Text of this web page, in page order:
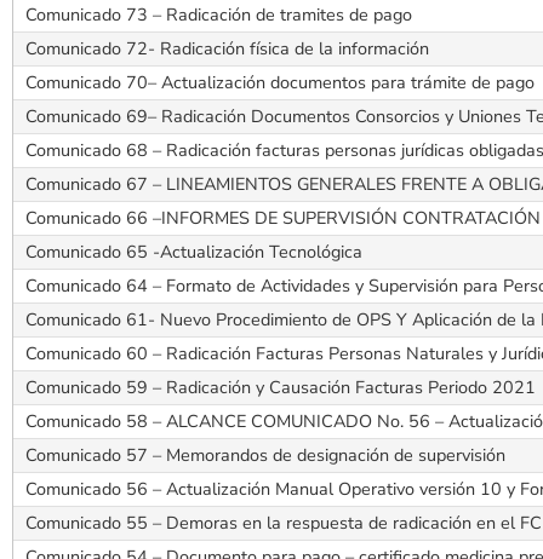
Comunicado 73 – Radicación de tramites de pago
Comunicado 72- Radicación física de la información
Comunicado 70– Actualización documentos para trámite de pago
Comunicado 69– Radicación Documentos Consorcios y Uniones
Comunicado 68 – Radicación facturas personas jurídicas
Comunicado 67 – LINEAMIENTOS GENERALES FRENTE A
Comunicado 66 –INFORMES DE SUPERVISIÓN
Comunicado 65 -Actualización Tecnológica
Comunicado 64 – Formato de Actividades y Supervisión para
Comunicado 61- Nuevo Procedimiento de OPS Y Aplicación de
Comunicado 60 – Radicación Facturas Personas Naturales y
Comunicado 59 – Radicación y Causación Facturas Periodo 2021
Comunicado 58 – ALCANCE COMUNICADO No. 56 –
Comunicado 57 – Memorandos de designación de supervisión
Comunicado 56 – Actualización Manual Operativo versión 10 y
Comunicado 55 – Demoras en la respuesta de radicación en el